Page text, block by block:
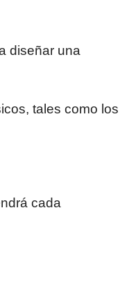
diseñar una
tales como los
cada